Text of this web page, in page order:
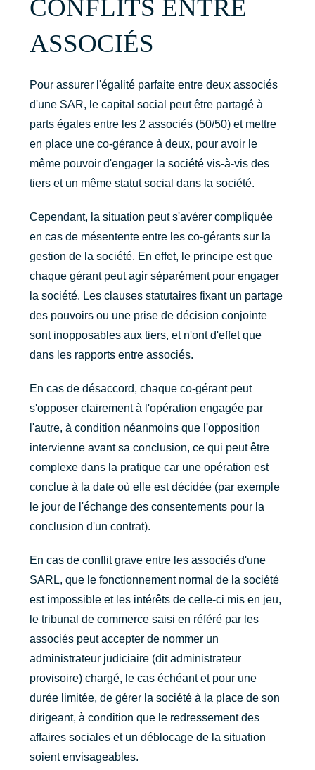
CONFLITS ENTRE
ASSOCIÉS
Pour assurer l'égalité parfaite entre deux associés
d'une SAR, le capital social peut être partagé à
parts égales entre les 2 associés (50/50) et mettre
en place une co-gérance à deux, pour avoir le
même pouvoir d'engager la société vis-à-vis des
tiers et un même statut social dans la société.
Cependant, la situation peut s'avérer compliquée
en cas de mésentente entre les co-gérants sur la
gestion de la société. En effet, le principe est que
chaque gérant peut agir séparément pour engager
la société. Les clauses statutaires fixant un partage
des pouvoirs ou une prise de décision conjointe
sont inopposables aux tiers, et n'ont d'effet que
dans les rapports entre associés.
En cas de désaccord, chaque co-gérant peut
s'opposer clairement à l'opération engagée par
l'autre, à condition néanmoins que l'opposition
intervienne avant sa conclusion, ce qui peut être
complexe dans la pratique car une opération est
conclue à la date où elle est décidée (par exemple
le jour de l'échange des consentements pour la
conclusion d'un contrat).
En cas de conflit grave entre les associés d'une
SARL, que le fonctionnement normal de la société
est impossible et les intérêts de celle-ci mis en jeu,
le tribunal de commerce saisi en référé par les
associés peut accepter de nommer un
administrateur judiciaire (dit administrateur
provisoire) chargé, le cas échéant et pour une
durée limitée, de gérer la société à la place de son
dirigeant, à condition que le redressement des
affaires sociales et un déblocage de la situation
soient envisageables.